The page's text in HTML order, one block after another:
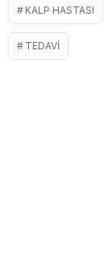
KALP HASTASI
TEDAVI